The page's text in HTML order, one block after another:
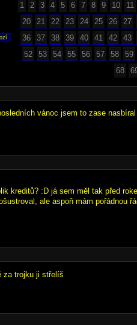
1 2 3 4 5 6 7 8 9 10 11
20
21 22 23 24 25 26 27
36
37 38 39 40 41 42 43
52
53 54 55 56 57 58 59
68
vánoc jsem to zase
kreditů? :D já sem měl tak před
ale aspoň mám pořádnou
za trojku ji střelíš